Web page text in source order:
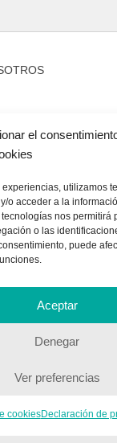
el
experiencias, utilizamos
o acceder a la
nos permitirá
o las
puede
Aceptar
Denegar
Ver preferencias
cookiesDeclaración de
© 2018, Equipo